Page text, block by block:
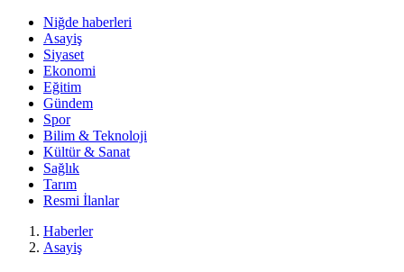
Niğde haberleri
Asayiş
Siyaset
Ekonomi
Eğitim
Gündem
Spor
Bilim & Teknoloji
Kültür & Sanat
Sağlık
Tarım
Resmi İlanlar
Haberler
Asayiş